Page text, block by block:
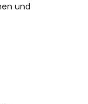
und